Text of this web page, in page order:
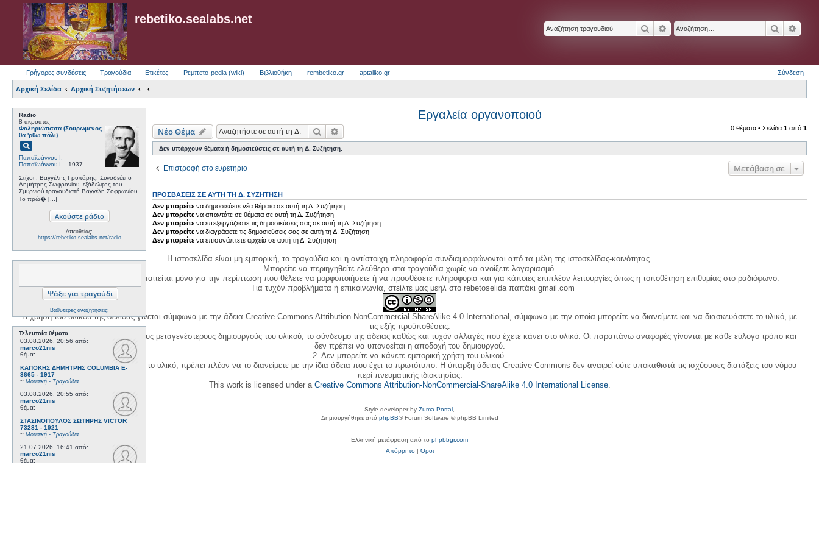
rebetiko.sealabs.net
ΑναζήτησηΕιδική αναζήτηση
Γρήγορες συνδέσεις Τραγούδια Ετικέτες Ρεμπετο-pedia (wiki) Βιβλιοθήκη rembetiko.gr aptaliko.gr Σύνδεση
Αρχική Σελίδα Αρχική Συζητήσεων
Radio
8 ακροατές
Φαληριώτισσα (Σουρωμένος
θα 'ρθω πάλι)
pageview
Παπαϊωάννου Ι.
-
Παπαϊωάννου Ι.
- 1937
Στίχοι : Βαγγέλης Γρυπάρης. Συνοδεύει ο
Δημήτρης Σωφρονίου, εξάδελφος του
Σμυρνιού τραγουδιστή Βαγγέλη Σοφρωνίου.
Το πρώ� [...]
Απευθείας:
https://rebetiko.sealabs.net/radio
Βαθύτερες αναζητήσεις;
Τελευταία θέματα
03.08.2026, 20:56 από:
marco21nis
θέμα:
ΚΑΠΟΚΗΣ ΔΗΜΗΤΡΗΣ COLUMBIA E-
3665 - 1917
~ Μουσική - Τραγούδια
03.08.2026, 20:55 από:
marco21nis
θέμα:
ΣΤΑΣΙΝΟΠΟΥΛΟΣ ΣΩΤΗΡΗΣ VICTOR
73281 - 1921
~ Μουσική - Τραγούδια
21.07.2026, 16:41 από:
marco21nis
θέμα:
Εργαλεία οργανοποιού
Νέο Θέμα Αναζήτηση 0 θέματα • Σελίδα 1 από 1
Δεν υπάρχουν θέματα ή δημοσιεύσεις σε αυτή τη Δ. Συζήτηση.
Επιστροφή στο ευρετήριο Μετάβαση σε
ΠΡΟΣΒΆΣΕΙΣ ΣΕ ΑΥΤΉ ΤΗ Δ. ΣΥΖΉΤΗΣΗ
Δεν μπορείτε να δημοσιεύετε νέα θέματα σε αυτή τη Δ. Συζήτηση
Δεν μπορείτε να απαντάτε σε θέματα σε αυτή τη Δ. Συζήτηση
Δεν μπορείτε να επεξεργάζεστε τις δημοσιεύσεις σας σε αυτή τη Δ. Συζήτηση
Δεν μπορείτε να διαγράφετε τις δημοσιεύσεις σας σε αυτή τη Δ. Συζήτηση
Δεν μπορείτε να επισυνάπτετε αρχεία σε αυτή τη Δ. Συζήτηση
Η ιστοσελίδα είναι μη εμπορική, τα τραγούδια και η αντίστοιχη πληροφορία συνδιαμορφώνονται από τα μέλη της ιστοσελίδας-κοινότητας.
Μπορείτε να περιηγηθείτε ελεύθερα στα τραγούδια χωρίς να ανοίξετε λογαριασμό.
Η δημιουργία λογαριασμού απαιτείται μόνο για την περίπτωση που θέλετε να μορφοποιήσετε ή να προσθέσετε πληροφορία και για κάποιες επιπλέον λειτουργίες όπως η τοποθέτηση επιθυμίας στο ραδιόφωνο.
Για τυχόν προβλήματα ή επικοινωνία, στείλτε μας μεηλ στο rebetoselida παπάκι gmail.com
Η χρήση του υλικού της σελίδας γίνεται σύμφωνα με την άδεια Creative Commons Attribution-NonCommercial-ShareAlike 4.0 International, σύμφωνα με την οποία μπορείτε να διανείμετε και να διασκευάσετε το υλικό, με
τις εξής προϋποθέσεις:
1. Να αναφέρετε τον αρχικό και τους μεταγενέστερους δημιουργούς του υλικού, το σύνδεσμο της άδειας καθώς και τυχόν αλλαγές που έχετε κάνει στο υλικό. Οι παραπάνω αναφορές γίνονται με κάθε εύλογο τρόπο και
δεν πρέπει να υπονοείται η αποδοχή του δημιουργού.
2. Δεν μπορείτε να κάνετε εμπορική χρήση του υλικού.
3. Αν διασκευάσετε με κάθε τρόπο το υλικό, πρέπει πλέον να το διανείμετε με την ίδια άδεια που έχει το πρωτότυπο. Η ύπαρξη άδειας Creative Commons δεν αναιρεί ούτε υποκαθιστά τις ισχύουσες διατάξεις του νόμου
περί πνευματικής ιδιοκτησίας.
This work is licensed under a Creative Commons Attribution-NonCommercial-ShareAlike 4.0 International License.
Style developer by Zuma Portal
Δημιουργήθηκε από phpBB® Forum Software © phpBB Limited
Ελληνική μετάφραση από το phpbbgr.com
Απόρρητο|Όροι